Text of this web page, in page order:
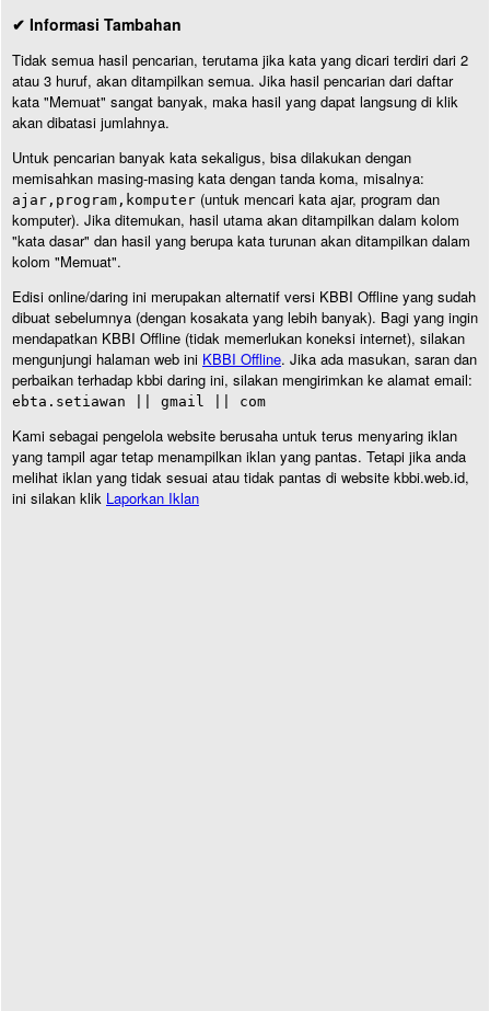
✔ Informasi Tambahan
Tidak semua hasil pencarian, terutama jika kata yang dicari terdiri dari 2
atau 3 huruf, akan ditampilkan semua. Jika hasil pencarian dari daftar
kata "Memuat" sangat banyak, maka hasil yang dapat langsung di klik
akan dibatasi jumlahnya.
Untuk pencarian banyak kata sekaligus, bisa dilakukan dengan
memisahkan masing-masing kata dengan tanda koma, misalnya:
ajar,program,komputer (untuk mencari kata ajar, program dan
komputer). Jika ditemukan, hasil utama akan ditampilkan dalam kolom
"kata dasar" dan hasil yang berupa kata turunan akan ditampilkan dalam
kolom "Memuat".
Edisi online/daring ini merupakan alternatif versi KBBI Offline yang sudah
dibuat sebelumnya (dengan kosakata yang lebih banyak). Bagi yang ingin
mendapatkan KBBI Offline (tidak memerlukan koneksi internet), silakan
mengunjungi halaman web ini KBBI Offline. Jika ada masukan, saran dan
perbaikan terhadap kbbi daring ini, silakan mengirimkan ke alamat email:
ebta.setiawan || gmail || com
Kami sebagai pengelola website berusaha untuk terus menyaring iklan
yang tampil agar tetap menampilkan iklan yang pantas. Tetapi jika anda
melihat iklan yang tidak sesuai atau tidak pantas di website kbbi.web.id,
ini silakan klik Laporkan Iklan